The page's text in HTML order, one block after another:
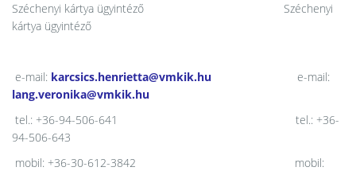
Széchenyi kártya ügyintéző Széchenyi
kártya ügyintéző
e-mail: karcsics.henrietta@vmkik.hu e-mail:
lang.veronika@vmkik.hu
tel.: +36-94-506-641 tel.: +36-
94-506-643
mobil: +36-30-612-3842 mobil: